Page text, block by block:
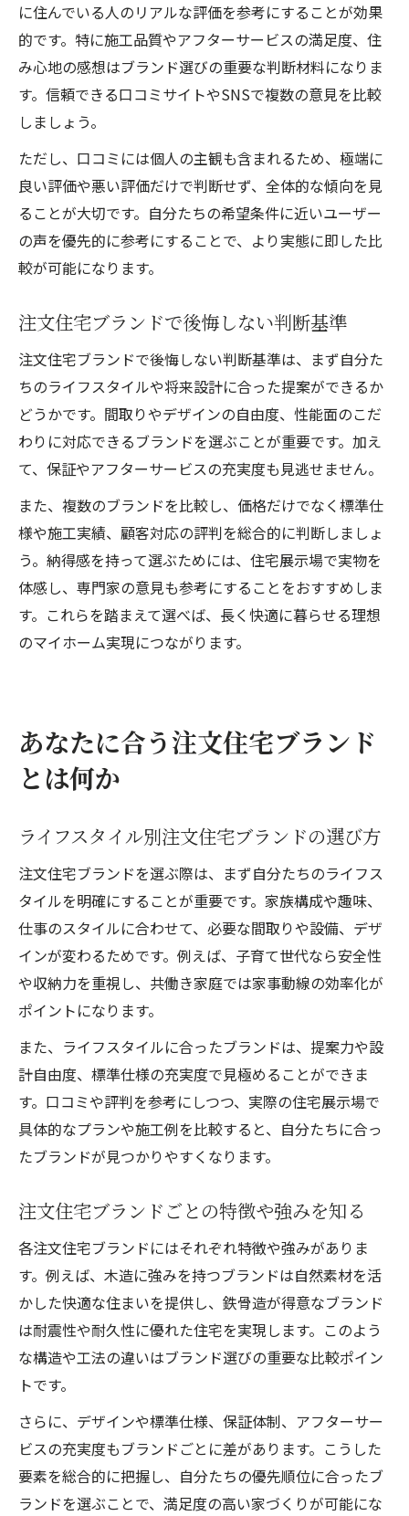
に住んでいる人のリアルな評価を参考にすることが効果
的です。特に施工品質やアフターサービスの満足度、住
み心地の感想はブランド選びの重要な判断材料になりま
す。信頼できる口コミサイトやSNSで複数の意見を比較
しましょう。
ただし、口コミには個人の主観も含まれるため、極端に
良い評価や悪い評価だけで判断せず、全体的な傾向を見
ることが大切です。自分たちの希望条件に近いユーザー
の声を優先的に参考にすることで、より実態に即した比
較が可能になります。
注文住宅ブランドで後悔しない判断基準
注文住宅ブランドで後悔しない判断基準は、まず自分た
ちのライフスタイルや将来設計に合った提案ができるか
どうかです。間取りやデザインの自由度、性能面のこだ
わりに対応できるブランドを選ぶことが重要です。加え
て、保証やアフターサービスの充実度も見逃せません。
また、複数のブランドを比較し、価格だけでなく標準仕
様や施工実績、顧客対応の評判を総合的に判断しましょ
う。納得感を持って選ぶためには、住宅展示場で実物を
体感し、専門家の意見も参考にすることをおすすめしま
す。これらを踏まえて選べば、長く快適に暮らせる理想
のマイホーム実現につながります。
あなたに合う注文住宅ブランド
とは何か
ライフスタイル別注文住宅ブランドの選び方
注文住宅ブランドを選ぶ際は、まず自分たちのライフス
タイルを明確にすることが重要です。家族構成や趣味、
仕事のスタイルに合わせて、必要な間取りや設備、デザ
インが変わるためです。例えば、子育て世代なら安全性
や収納力を重視し、共働き家庭では家事動線の効率化が
ポイントになります。
また、ライフスタイルに合ったブランドは、提案力や設
計自由度、標準仕様の充実度で見極めることができま
す。口コミや評判を参考にしつつ、実際の住宅展示場で
具体的なプランや施工例を比較すると、自分たちに合っ
たブランドが見つかりやすくなります。
注文住宅ブランドごとの特徴や強みを知る
各注文住宅ブランドにはそれぞれ特徴や強みがありま
す。例えば、木造に強みを持つブランドは自然素材を活
かした快適な住まいを提供し、鉄骨造が得意なブランド
は耐震性や耐久性に優れた住宅を実現します。このよう
な構造や工法の違いはブランド選びの重要な比較ポイン
トです。
さらに、デザインや標準仕様、保証体制、アフターサー
ビスの充実度もブランドごとに差があります。こうした
要素を総合的に把握し、自分たちの優先順位に合ったブ
ランドを選ぶことで、満足度の高い家づくりが可能にな